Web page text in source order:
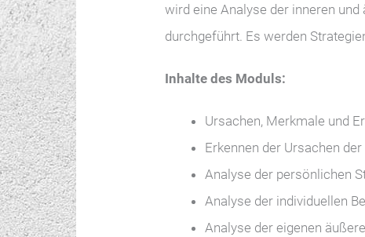
wird eine Analyse der inneren
durchgeführt. Es werden
Inhalte des Moduls:
Ursachen, Merkmale und
Erkennen der Ursachen
Analyse der persönlichen
Analyse der individuellen
Analyse der eigenen